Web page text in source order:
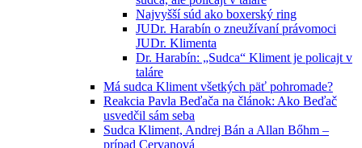
Najvyšší súd ako boxerský ring
JUDr. Harabín o zneužívaní právomoci
JUDr. Klimenta
Dr. Harabín: „Sudca“ Kliment je policajt v
taláre
Má sudca Kliment všetkých päť pohromade?
Reakcia Pavla Beďača na článok: Ako Beďač
usvedčil sám seba
Sudca Kliment, Andrej Bán a Allan Bőhm –
prípad Cervanová